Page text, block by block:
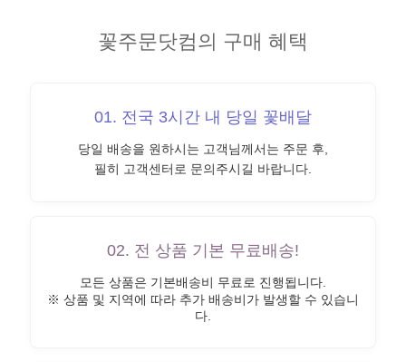
꽃주문닷컴의 구매 혜택
01. 전국 3시간 내 당일 꽃배달
당일 배송을 원하시는 고객님께서는 주문 후,
필히 고객센터로 문의주시길 바랍니다.
02. 전 상품 기본 무료배송!
모든 상품은 기본배송비 무료로 진행됩니다.
※ 상품 및 지역에 따라 추가 배송비가 발생할 수 있습니
다.